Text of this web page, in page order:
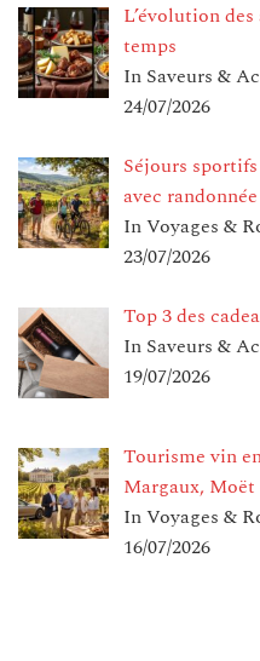
L’évolution
temps
In Saveurs &
24/07/2026
Séjours
avec
In Voyages &
23/07/2026
Top 3 des
In Saveurs &
19/07/2026
Tourisme vin
Margaux,
In Voyages &
16/07/2026